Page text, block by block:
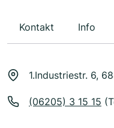
Kontakt Info
1.Industriestr. 6,
(06205) 3 15 15